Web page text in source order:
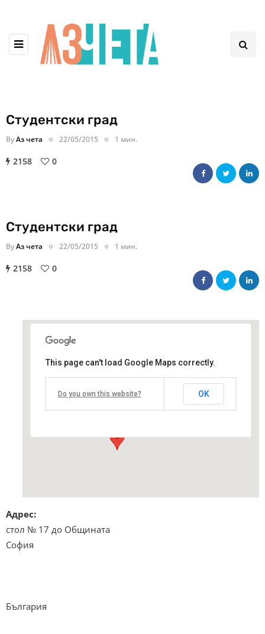
Студентски град
ByАз чета 22/05/2015 1 мин.
2158 0
Студентски град
ByАз чета 22/05/2015 1 мин.
2158 0
Студентски град
стол № 17 до Общината - София
This page can't load Google Maps correctly.
Do you own this website? OK
Адрес:
стол № 17 до Общината
София
България